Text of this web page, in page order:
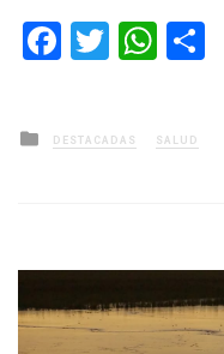
Facebook
Twitter
Posted
in
DESTACADAS SALUD